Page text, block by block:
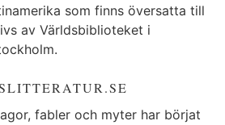
som finns översatta till
av Världsbiblioteket i
fabler och myter har börjat